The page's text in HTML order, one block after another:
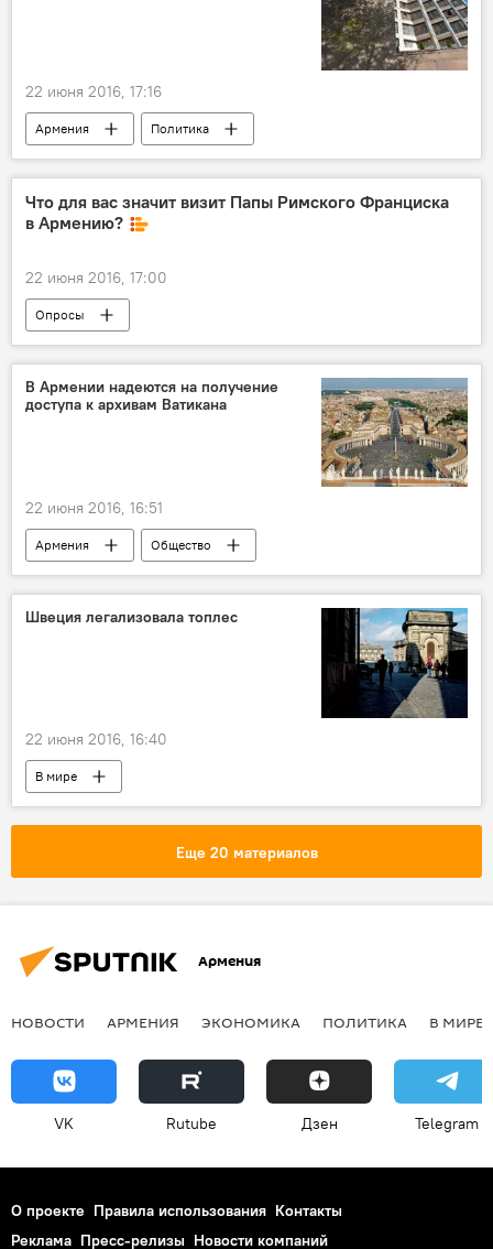
22 июня 2016, 17:16
Армения Политика
Что для вас значит визит Папы Римского Франциска
в Армению?
22 июня 2016, 17:00
Опросы
В Армении надеются на получение
доступа к архивам Ватикана
22 июня 2016, 16:51
Армения Общество
Швеция легализовала топлес
22 июня 2016, 16:40
В мире
Еще 20 материалов
Армения
НОВОСТИ АРМЕНИЯ ЭКОНОМИКА ПОЛИТИКА В МИРЕ
VK Rutube Дзен Telegram
О проекте Правила использования Контакты
Реклама Пресс-релизы Новости компаний